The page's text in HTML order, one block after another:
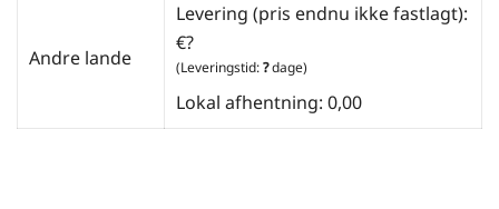
Andre lande
Levering (pris endnu ikke fastlagt):
€?
(Leveringstid:?dage)
Lokal afhentning: 0,00